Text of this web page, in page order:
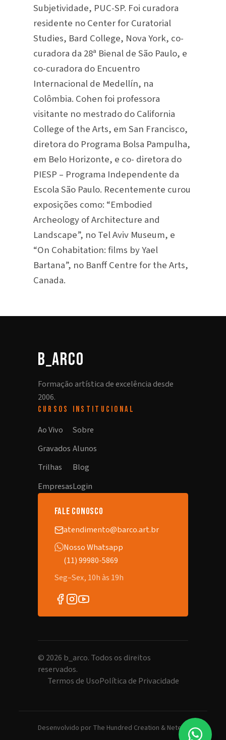
Subjetividade, PUC-SP. Foi curadora
residente no Center for Curatorial
Studies, Bard College, Nova York, co-
curadora da 28ª Bienal de São Paulo, e
co-curadora do Encuentro
Internacional de Medellín, na
Colômbia. Cohen foi professora
visitante no mestrado do California
College of the Arts, em San Francisco,
diretora do Programa Bolsa Pampulha,
em Belo Horizonte, e co- diretora do
PIESP – Programa Independente da
Escola São Paulo. Recentemente curou
exposições como: “Embodied
Archeology of Architecture and
Landscape”, no Tel Aviv Museum, e
“On Cohabitation: films by Yael
Bartana”, no Banff Centre for the Arts,
Canada.
b_arco
Formação artística de excelência desde
2006.
CURSOS
Ao Vivo
Gravados
Trilhas
Empresas
INSTITUCIONAL
Sobre
Alunos
Blog
Login
fale conosco
atendimento@barco.art.br
Nosso Whatsapp
(11) 99980-5869
Seg–Sex, 10h às 19h
© 2026 b_arco. Todos os direitos
reservados.
Termos de UsoPolítica de Privacidade
Desenvolvido por The Hundred Creation & Netero